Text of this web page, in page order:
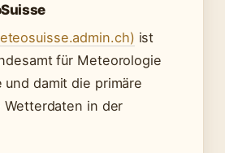
ist
für Meteorologie
und damit die primäre
Wetterdaten in der